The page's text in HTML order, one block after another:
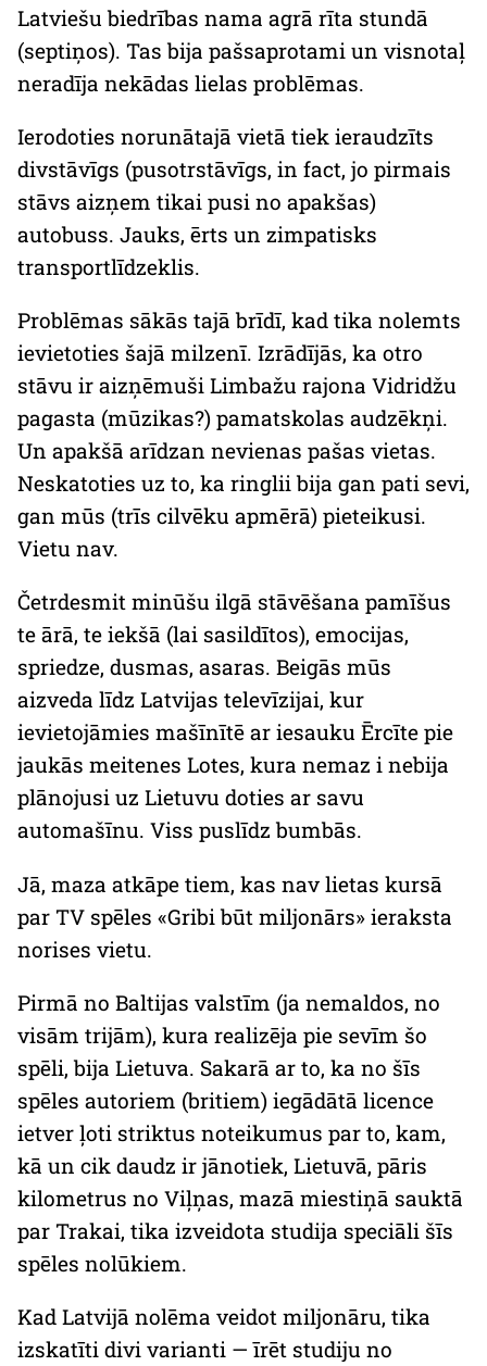
Latviešu biedrības nama agrā rīta stundā
(septiņos). Tas bija pašsaprotami un visnotaļ
neradīja nekādas lielas problēmas.
Ierodoties norunātajā vietā tiek ieraudzīts
divstāvīgs (pusotrstāvīgs, in fact, jo pirmais
stāvs aizņem tikai pusi no apakšas)
autobuss. Jauks, ērts un zimpatisks
transportlīdzeklis.
Problēmas sākās tajā brīdī, kad tika nolemts
ievietoties šajā milzenī. Izrādījās, ka otro
stāvu ir aizņēmuši Limbažu rajona Vidridžu
pagasta (mūzikas?) pamatskolas audzēkņi.
Un apakšā arīdzan nevienas pašas vietas.
Neskatoties uz to, ka ringlii bija gan pati sevi,
gan mūs (trīs cilvēku apmērā) pieteikusi.
Vietu nav.
Četrdesmit minūšu ilgā stāvēšana pamīšus
te ārā, te iekšā (lai sasildītos), emocijas,
spriedze, dusmas, asaras. Beigās mūs
aizveda līdz Latvijas televīzijai, kur
ievietojāmies mašīnītē ar iesauku Ērcīte pie
jaukās meitenes Lotes, kura nemaz i nebija
plānojusi uz Lietuvu doties ar savu
automašīnu. Viss puslīdz bumbās.
Jā, maza atkāpe tiem, kas nav lietas kursā
par TV spēles «Gribi būt miljonārs» ieraksta
norises vietu.
Pirmā no Baltijas valstīm (ja nemaldos, no
visām trijām), kura realizēja pie sevīm šo
spēli, bija Lietuva. Sakarā ar to, ka no šīs
spēles autoriem (britiem) iegādātā licence
ietver ļoti striktus noteikumus par to, kam,
kā un cik daudz ir jānotiek, Lietuvā, pāris
kilometrus no Viļņas, mazā miestiņā sauktā
par Trakai, tika izveidota studija speciāli šīs
spēles nolūkiem.
Kad Latvijā nolēma veidot miljonāru, tika
izskatīti divi varianti — īrēt studiju no